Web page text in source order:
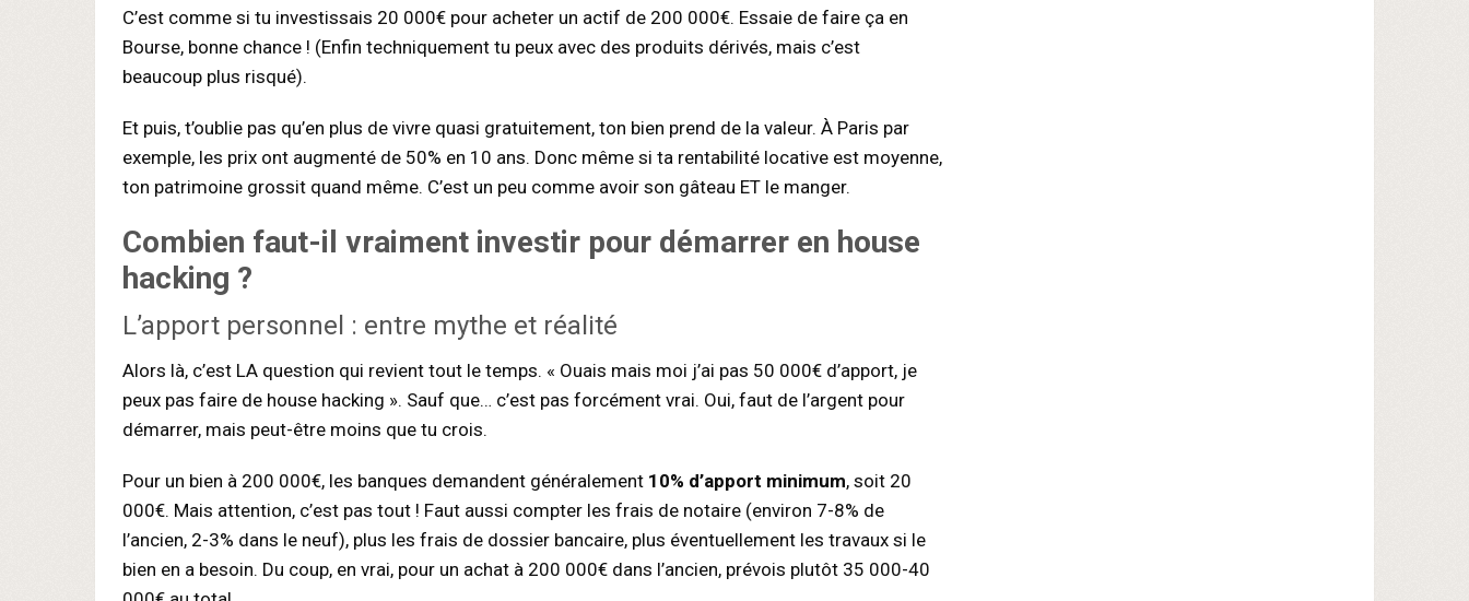
C’est comme si tu investissais 20 000€ pour acheter un actif de 200 000€. Essaie de faire ça en
Bourse, bonne chance ! (Enfin techniquement tu peux avec des produits dérivés, mais c’est
beaucoup plus risqué).
Et puis, t’oublie pas qu’en plus de vivre quasi gratuitement, ton bien prend de la valeur. À Paris par
exemple, les prix ont augmenté de 50% en 10 ans. Donc même si ta rentabilité locative est moyenne,
ton patrimoine grossit quand même. C’est un peu comme avoir son gâteau ET le manger.
Combien faut-il vraiment investir pour démarrer en house
hacking ?
L’apport personnel : entre mythe et réalité
Alors là, c’est LA question qui revient tout le temps. « Ouais mais moi j’ai pas 50 000€ d’apport, je
peux pas faire de house hacking ». Sauf que… c’est pas forcément vrai. Oui, faut de l’argent pour
démarrer, mais peut-être moins que tu crois.
Pour un bien à 200 000€, les banques demandent généralement 10% d’apport minimum, soit 20
000€. Mais attention, c’est pas tout ! Faut aussi compter les frais de notaire (environ 7-8% de
l’ancien, 2-3% dans le neuf), plus les frais de dossier bancaire, plus éventuellement les travaux si le
bien en a besoin. Du coup, en vrai, pour un achat à 200 000€ dans l’ancien, prévois plutôt 35 000-40